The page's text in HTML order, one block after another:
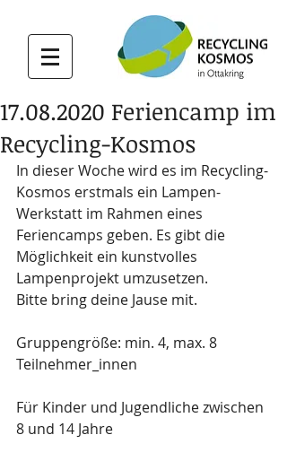
17.08.2020 Feriencamp im
Recycling-Kosmos
In dieser Woche wird es im Recycling-
Kosmos erstmals ein Lampen-
Werkstatt im Rahmen eines
Feriencamps geben. Es gibt die
Möglichkeit ein kunstvolles
Lampenprojekt umzusetzen.
Bitte bring deine Jause mit.
Gruppengröße: min. 4, max. 8
Teilnehmer_innen
Für Kinder und Jugendliche zwischen
8 und 14 Jahre